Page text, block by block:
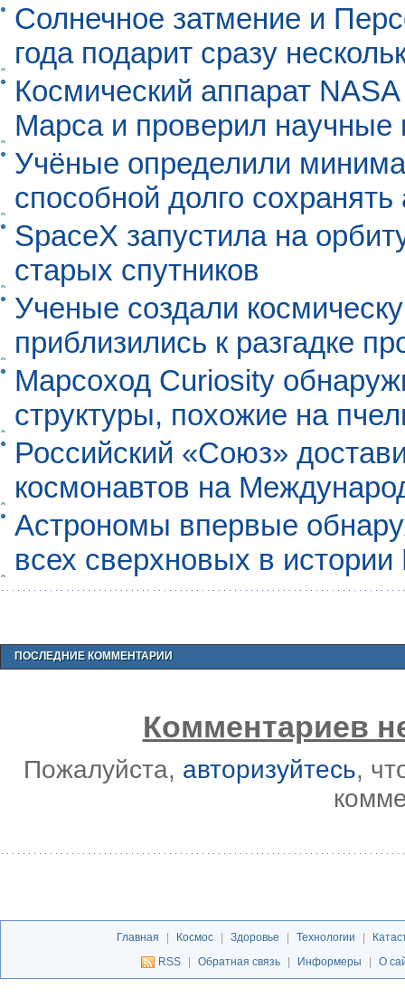
Солнечное затмение и
года подарит сразу
Космический аппарат
Марса и проверил научные
Учёные определили
способной долго
SpaceX запустила на
старых спутников
Ученые создали
приблизились к разгадке
Марсоход Curiosity
структуры, похожие на
Российский «Союз»
космонавтов на
Астрономы впервые
всех сверхновых в
ПОСЛЕДНИЕ КОММЕНТАРИИ
Комментариев
Пожалуйста, авторизуйтесь,
Главная Космос Здоровье Технологии
RSS
Обратная связь Информеры О